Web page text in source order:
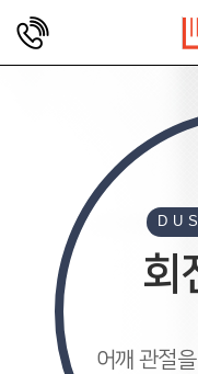
회
어깨 관절